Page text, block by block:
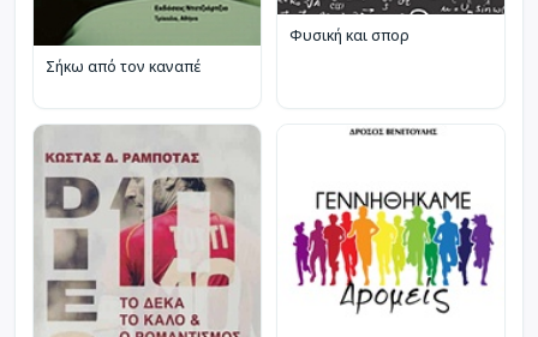
Σήκω από τον καναπέ
Φυσική και σπορ